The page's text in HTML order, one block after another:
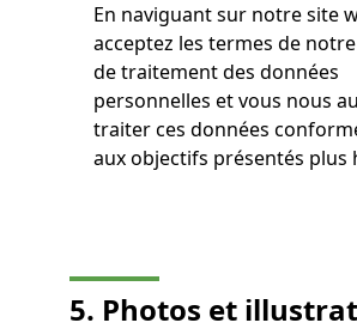
En naviguant sur notre site
acceptez les termes de
de traitement des données
personnelles et vous nous
traiter ces données
aux objectifs présentés plus
5. Photos et